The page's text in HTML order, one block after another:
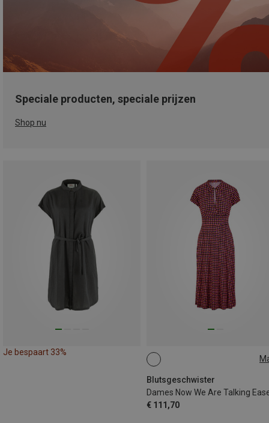
Speciale producten, speciale prijzen
Shop nu
Je bespaart 33%
Blutsgeschwister
€ 111,70
S